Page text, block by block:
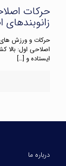
حرکات
ایستاده و […]
درباره ما